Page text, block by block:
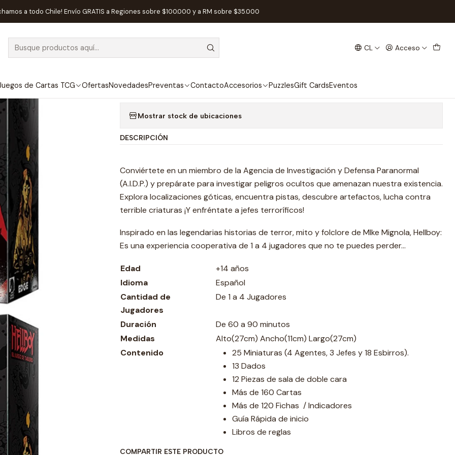
CL Acceso
de Cartas TCG OfertasNovedadesPreventas ContactoAccesorios PuzzlesGift CardsEventos
a todo Chile! Envío GRATIS a Regiones sobre $100.000 y a RM sobre $35.000
Juegos de Mesa Editorial EDGE Hellboy: El Juego de Tablero - Español
AGOTADO Hellboy: El Juego de Tablero - Español
Agregar a la lista de favoritos
Mostrar stock de ubicaciones
DESCRIPCIÓN
Conviértete en un miembro de la Agencia de Investigación y Defensa Paranormal
(A.I.D.P.) y prepárate para investigar peligros ocultos que amenazan nuestra existencia.
Explora localizaciones góticas, encuentra pistas, descubre artefactos, lucha contra
terrible criaturas ¡Y enfréntate a jefes terroríficos!
Inspirado en las legendarias historias de terror, mito y folclore de MIke Mignola, Hellboy:
Es una experiencia cooperativa de 1 a 4 jugadores que no te puedes perder...
Edad
+14 años
Idioma
Español
Cantidad de
Jugadores
De 1 a 4 Jugadores
Duración
De 60 a 90 minutos
Medidas
Alto(27cm) Ancho(11cm) Largo(27cm)
Contenido
25 Miniaturas (4 Agentes, 3 Jefes y 18 Esbirros).
13 Dados
12 Piezas de sala de doble cara
Más de 160 Cartas
Más de 120 Fichas / Indicadores
Guía Rápida de inicio
Libros de reglas
COMPARTIR ESTE PRODUCTO